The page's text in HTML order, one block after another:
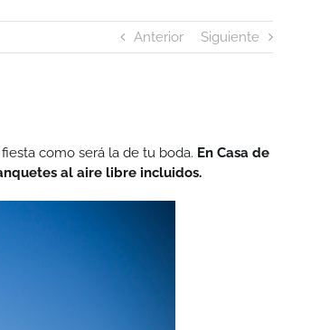
Anterior Siguiente
como será la de tu boda. En Casa de
al aire libre incluidos.